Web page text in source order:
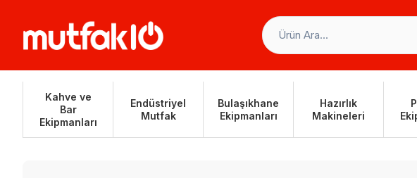
Kahve ve
Bar
Ekipmanları
Endüstriyel
Mutfak
Bulaşıkhane
Ekipmanları
Hazırlık
Makineleri